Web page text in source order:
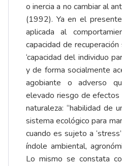
o inercia a no cambiar al
(1992). Ya en el
aplicada al
capacidad de
‘capacidad del individuo
y de forma socialmente
agobiante o adverso
elevado riesgo de efectos
naturaleza: “habilidad de
sistema ecológico para
cuando es sujeto a
índole ambiental,
Lo mismo se constata